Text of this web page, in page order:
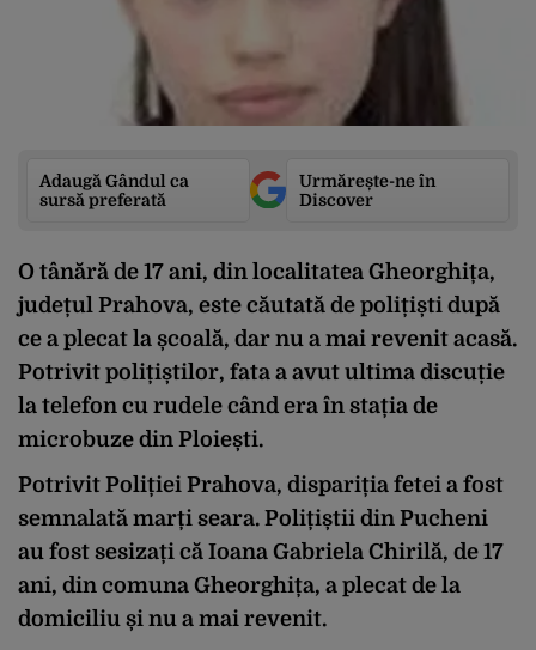
Adaugă Gândul ca
sursă preferată
Urmărește-ne în
Discover
O tânără de 17 ani, din localitatea Gheorghița,
județul Prahova, este căutată de polițiști după
ce a plecat la școală, dar nu a mai revenit acasă.
Potrivit polițiștilor, fata a avut ultima discuție
la telefon cu rudele când era în stația de
microbuze din Ploiești.
Potrivit Poliției Prahova, dispariția fetei a fost
semnalată marți seara. Polițiștii din Pucheni
au fost sesizați că Ioana Gabriela Chirilă, de 17
ani, din comuna Gheorghița, a plecat de la
domiciliu și nu a mai revenit.